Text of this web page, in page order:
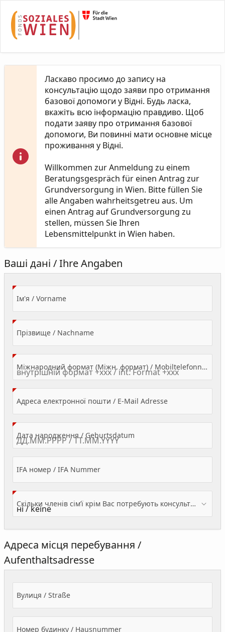
Ласкаво просимо до запису на
консультацію щодо заяви про отримання
базової допомоги у Відні. Будь ласка,
вкажіть всю інформацію правдиво. Щоб
подати заяву про отримання базової
допомоги, Ви повинні мати основне місце
проживання у Відні.
Willkommen zur Anmeldung zu einem
Beratungsgespräch für einen Antrag zur
Grundversorgung in Wien. Bitte füllen Sie
alle Angaben wahrheitsgetreu aus. Um
einen Antrag auf Grundversorgung zu
stellen, müssen Sie Ihren
Lebensmittelpunkt in Wien haben.
Ваші дані / Ihre Angaben
Ім'я / Vorname(Value Required)
Прізвище / Nachname(Value Required)
Міжнародний формат (Міжн. формат) / Mobiltelefonnummer
Адреса електронної пошти / E-Mail Adresse(Value Required)
Дата народження / Geburtsdatum
IFA номер / IFA Nummer
Скільки членів сім’ї крім Вас потребують консультації? / Wieviele Familienmitglieder brauchen Beratung - zusätzlich zu Ihnen?
Адреса місця перебування /
Aufenthaltsadresse
Вулиця / Straße
Номер будинку / Hausnummer